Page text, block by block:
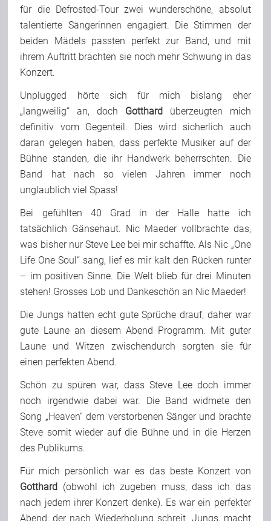
Support Us
Kalender
Playlisten
für die Defrosted-Tour zwei wunderschöne, absolut
talentierte Sängerinnen engagiert. Die Stimmen der
beiden Mädels passten perfekt zur Band, und mit
ihrem Auftritt brachten sie noch mehr Schwung in das
Konzert.
Unplugged hörte sich für mich bislang eher
„langweilig“ an, doch Gotthard überzeugten mich
definitiv vom Gegenteil. Dies wird sicherlich auch
daran gelegen haben, dass perfekte Musiker auf der
Bühne standen, die ihr Handwerk beherrschten. Die
Band hat nach so vielen Jahren immer noch
unglaublich viel Spass!
Bei gefühlten 40 Grad in der Halle hatte ich
tatsächlich Gänsehaut. Nic Maeder vollbrachte das,
was bisher nur Steve Lee bei mir schaffte. Als Nic „One
Life One Soul“ sang, lief es mir kalt den Rücken runter
– im positiven Sinne. Die Welt blieb für drei Minuten
stehen! Grosses Lob und Dankeschön an Nic Maeder!
Die Jungs hatten echt gute Sprüche drauf, daher war
gute Laune an diesem Abend Programm. Mit guter
Laune und Witzen zwischendurch sorgten sie für
einen perfekten Abend.
Schön zu spüren war, dass Steve Lee doch immer
noch irgendwie dabei war. Die Band widmete den
Song „Heaven“ dem verstorbenen Sänger und brachte
Steve somit wieder auf die Bühne und in die Herzen
des Publikums.
Für mich persönlich war es das beste Konzert von
Gotthard (obwohl ich zugeben muss, dass ich das
nach jedem ihrer Konzert denke). Es war ein perfekter
Abend, der nach Wiederholung schreit. Jungs, macht